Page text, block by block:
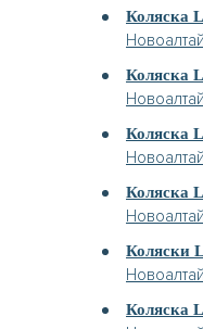
Коляска
Коляска
Коляска
Коляска
Коляски
Коляска